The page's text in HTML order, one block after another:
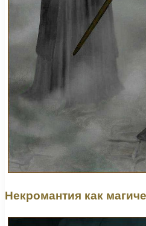
Некромантия как